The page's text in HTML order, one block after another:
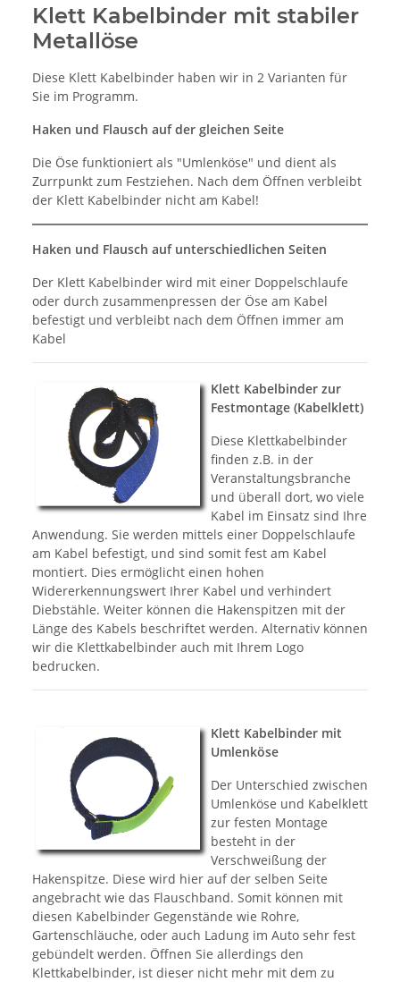
Klett Kabelbinder mit stabiler
Metallöse
Diese Klett Kabelbinder haben wir in 2 Varianten für
Sie im Programm.
Haken und Flausch auf der gleichen Seite
Die Öse funktioniert als "Umlenköse" und dient als
Zurrpunkt zum Festziehen. Nach dem Öffnen verbleibt
der Klett Kabelbinder nicht am Kabel!
Haken und Flausch auf unterschiedlichen Seiten
Der Klett Kabelbinder wird mit einer Doppelschlaufe
oder durch zusammenpressen der Öse am Kabel
befestigt und verbleibt nach dem Öffnen immer am
Kabel
Klett Kabelbinder zur
Festmontage (Kabelklett)
Diese Klettkabelbinder
finden z.B. in der
Veranstaltungsbranche
und überall dort, wo viele
Kabel im Einsatz sind Ihre
Anwendung. Sie werden mittels einer Doppelschlaufe
am Kabel befestigt, und sind somit fest am Kabel
montiert. Dies ermöglicht einen hohen
Widererkennungswert Ihrer Kabel und verhindert
Diebstähle. Weiter können die Hakenspitzen mit der
Länge des Kabels beschriftet werden. Alternativ können
wir die Klettkabelbinder auch mit Ihrem Logo
bedrucken.
Klett Kabelbinder mit
Umlenköse
Der Unterschied zwischen
Umlenköse und Kabelklett
zur festen Montage
besteht in der
Verschweißung der
Hakenspitze. Diese wird hier auf der selben Seite
angebracht wie das Flauschband. Somit können mit
diesen Kabelbinder Gegenstände wie Rohre,
Gartenschläuche, oder auch Ladung im Auto sehr fest
gebündelt werden. Öffnen Sie allerdings den
Klettkabelbinder, ist dieser nicht mehr mit dem zu